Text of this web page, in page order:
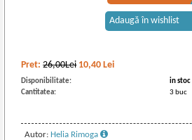
Pret:26,00Lei 10,40 Lei
Disponibilitate:
in stoc
Cantitatea:
3 buc
Autor: Helia Rimoga
Adaugă în wishlist